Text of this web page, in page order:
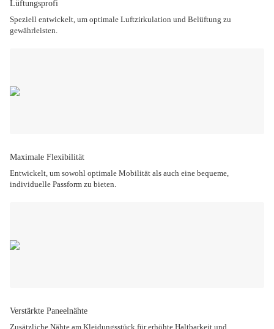
Lüftungsprofi
Speziell entwickelt, um optimale Luftzirkulation und Belüftung zu
gewährleisten.
Maximale Flexibilität
Entwickelt, um sowohl optimale Mobilität als auch eine bequeme,
individuelle Passform zu bieten.
Verstärkte Paneelnähte
Zusätzliche Nähte am Kleidungsstück für erhöhte Haltbarkeit und